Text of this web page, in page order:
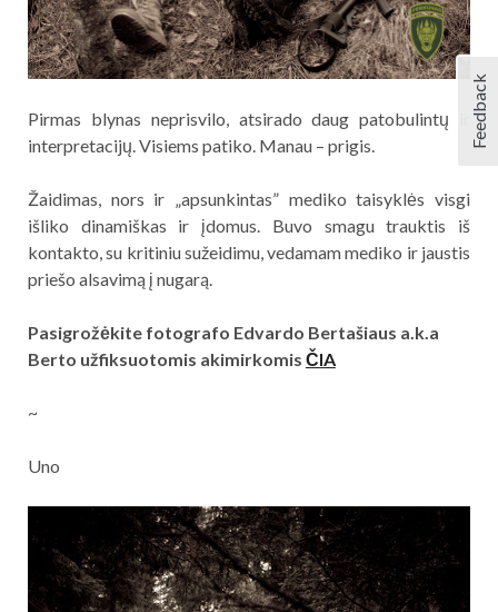
Pirmas blynas neprisvilo, atsirado daug patobulintų ir
interpretacijų. Visiems patiko. Manau – prigis.
Žaidimas, nors ir „apsunkintas” mediko taisyklės visgi
išliko dinamiškas ir įdomus. Buvo smagu trauktis iš
kontakto, su kritiniu sužeidimu, vedamam mediko ir jaustis
priešo alsavimą į nugarą.
Pasigrožėkite fotografo Edvardo Bertašiaus a.k.a
Berto užfiksuotomis akimirkomis ČIA
~
Uno
Feedback